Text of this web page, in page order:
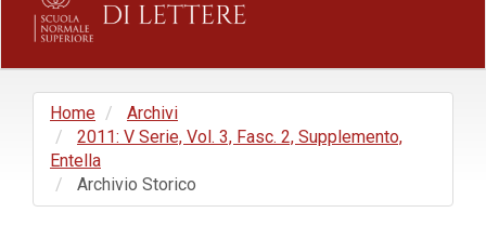
Home
Archivi
2011: V Serie, Vol. 3, Fasc. 2, Supplemento,
Entella
Archivio Storico